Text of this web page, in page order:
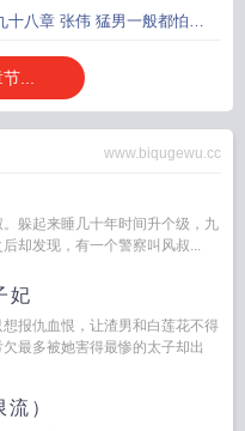
进去干嘛
十八章 张伟 猛男一般都怕打
...
www.biqugewu.cc
躲起来睡几十年时间升个级，九
却发现，有一个警察叫风叔...
妃
报仇血恨，让渣男和白莲花不得
最多被她害得最惨的太子却出
）